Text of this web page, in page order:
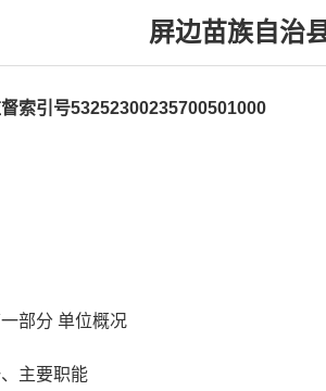
屏边苗族自治
督索引号53252300235700501000
部分 单位概况
主要职能